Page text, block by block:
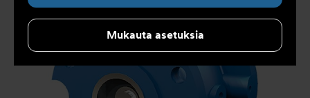
Mukauta asetuksia